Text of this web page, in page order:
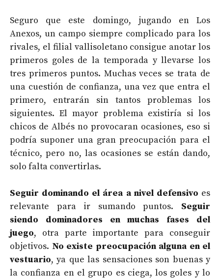
Seguro que este domingo, jugando en Los
Anexos, un campo siempre complicado para los
rivales, el filial vallisoletano consigue anotar los
primeros goles de la temporada y llevarse los
tres primeros puntos. Muchas veces se trata de
una cuestión de confianza, una vez que entra el
primero, entrarán sin tantos problemas los
siguientes. El mayor problema existiría si los
chicos de Albés no provocaran ocasiones, eso si
podría suponer una gran preocupación para el
técnico, pero no, las ocasiones se están dando,
solo falta convertirlas.
Seguir dominando el área a nivel defensivo es
relevante para ir sumando puntos. Seguir
siendo dominadores en muchas fases del
juego, otra parte importante para conseguir
objetivos. No existe preocupación alguna en el
vestuario, ya que las sensaciones son buenas y
la confianza en el grupo es ciega, los goles y lo